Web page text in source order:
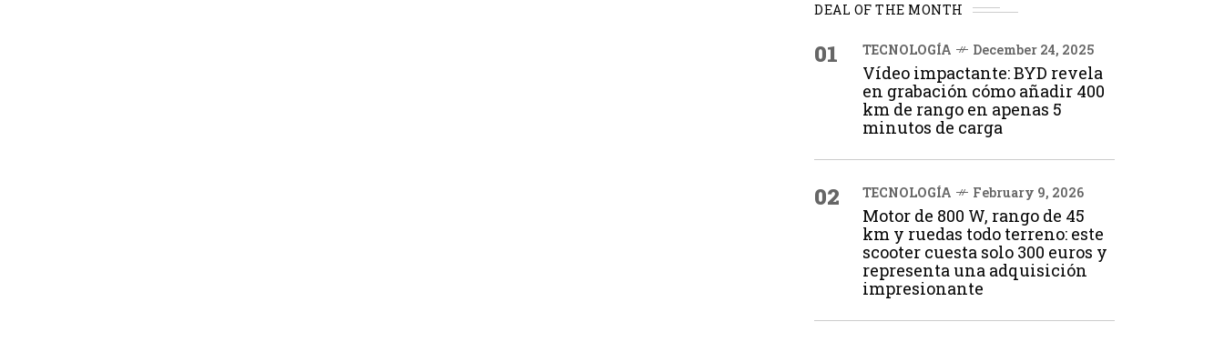
DEAL OF THE MONTH
01 TECNOLOGÍA December 24, 2025
Vídeo impactante: BYD revela
en grabación cómo añadir 400
km de rango en apenas 5
minutos de carga
02 TECNOLOGÍA February 9, 2026
Motor de 800 W, rango de 45
km y ruedas todo terreno: este
scooter cuesta solo 300 euros y
representa una adquisición
impresionante